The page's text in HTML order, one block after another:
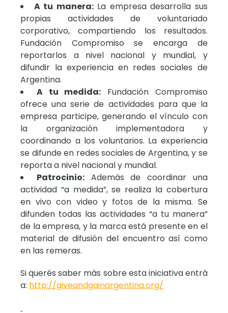
A tu manera:La empresa desarrolla sus
propias actividades de voluntariado
corporativo, compartiendo los resultados.
Fundación Compromiso se encarga de
reportarlos a nivel nacional y mundial, y
difundir la experiencia en redes sociales de
Argentina.
A tu medida: Fundación Compromiso
ofrece una serie de actividades para que la
empresa participe, generando el vínculo con
la organización implementadora y
coordinando a los voluntarios. La experiencia
se difunde en redes sociales de Argentina, y se
reporta a nivel nacional y mundial.
Patrocinio:Además de coordinar una
actividad “a medida”, se realiza la cobertura
en vivo con video y fotos de la misma. Se
difunden todas las actividades “a tu manera”
de la empresa, y la marca está presente en el
material de difusión del encuentro así como
en las remeras.
Si querés saber más sobre esta iniciativa entrá
a: http://giveandgainargentina.org/